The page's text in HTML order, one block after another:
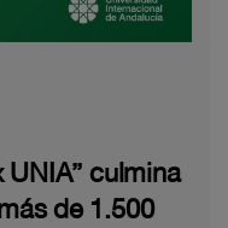
UNIA” culmina
de 1.500